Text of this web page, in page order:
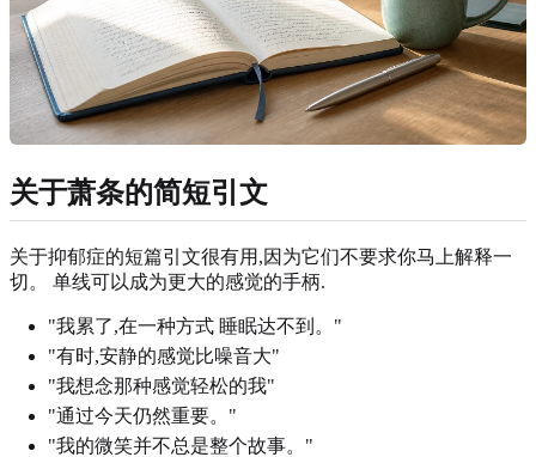
关于萧条的简短引文
关于抑郁症的短篇引文很有用,因为它们不要求你马上解释一
切。 单线可以成为更大的感觉的手柄.
"我累了,在一种方式 睡眠达不到。"
"有时,安静的感觉比噪音大"
"我想念那种感觉轻松的我"
"通过今天仍然重要。"
"我的微笑并不总是整个故事。"